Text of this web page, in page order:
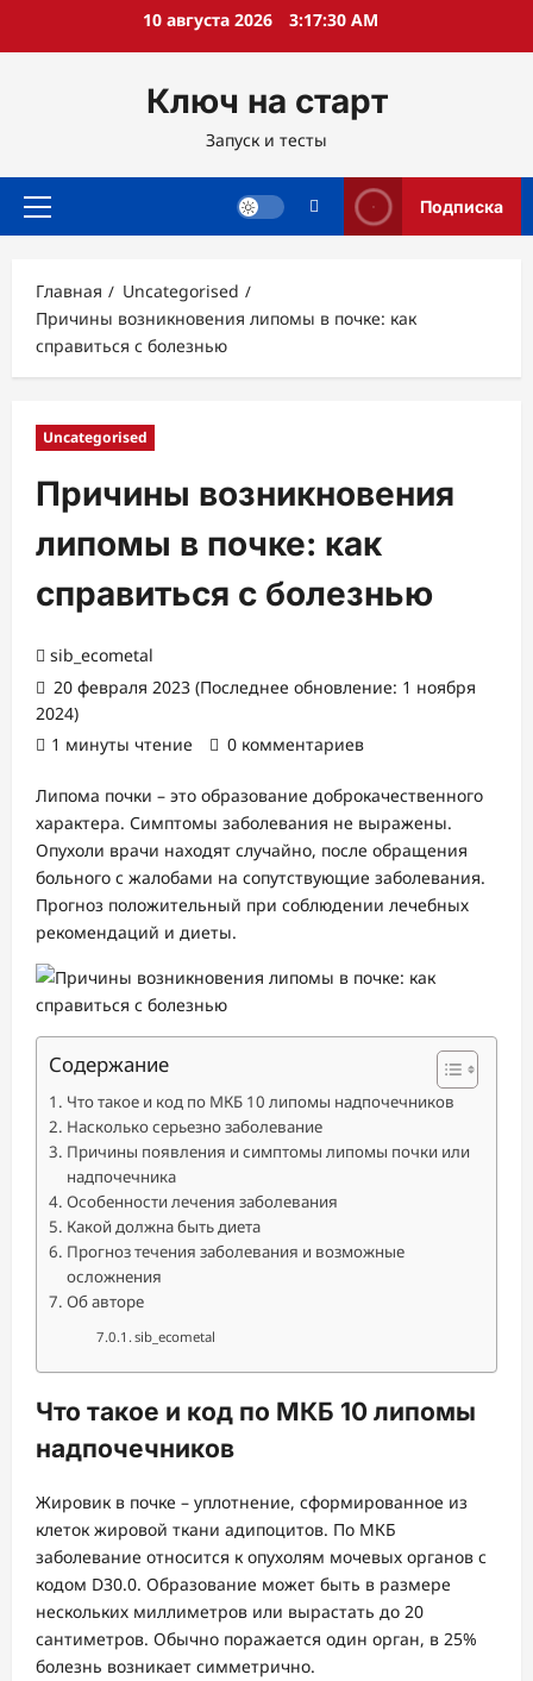
10 августа 2026 3:17:31 AM
Ключ на старт
Запуск и тесты
Основное
Подписка
Главная
Uncategorised
Причины возникновения липомы в почке: как
справиться с болезнью
Uncategorised
Причины возникновения
липомы в почке: как
справиться с болезнью
sib_ecometal
20 февраля 2023 (Последнее обновление: 1 ноября
2024)
1 минуты чтение
0 комментариев
Липома почки – это образование доброкачественного
характера. Симптомы заболевания не выражены.
Опухоли врачи находят случайно, после обращения
больного с жалобами на сопутствующие заболевания.
Прогноз положительный при соблюдении лечебных
рекомендаций и диеты.
Содержание
Что такое и код по МКБ 10 липомы надпочечников
Насколько серьезно заболевание
Причины появления и симптомы липомы почки или
надпочечника
Особенности лечения заболевания
Какой должна быть диета
Прогноз течения заболевания и возможные
осложнения
Об авторе
sib_ecometal
Что такое и код по МКБ 10 липомы
надпочечников
Жировик в почке – уплотнение, сформированное из
клеток жировой ткани адипоцитов. По МКБ
заболевание относится к опухолям мочевых органов с
кодом D30.0. Образование может быть в размере
нескольких миллиметров или вырастать до 20
сантиметров. Обычно поражается один орган, в 25%
болезнь возникает симметрично.